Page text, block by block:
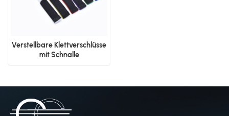
Verstellbare Klettverschlüsse
mit Schnalle